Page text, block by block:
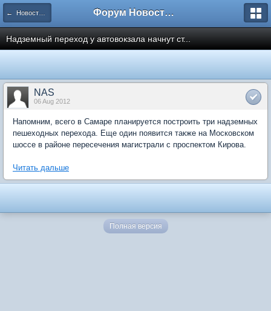
← Новости рынка недвижимости Форум Новостройки
Надземный переход у автовокзала начнут ст...
NAS
06 Aug 2012
Напомним, всего в Самаре планируется построить три надземных
пешеходных перехода. Еще один появится также на Московском
шоссе в районе пересечения магистрали с проспектом Кирова.
Читать дальше
Полная версия